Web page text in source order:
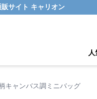
サイト キャリオン
キャンバス調ミニバッグ